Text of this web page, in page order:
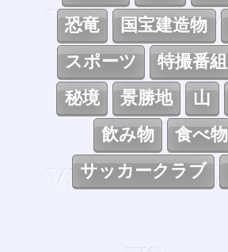
恐竜
国宝建造物
スポーツ
特撮番組
秘境
景勝地 山
飲み物
食べ物
サッカークラブ